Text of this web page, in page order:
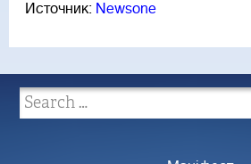
Источник: Newsone